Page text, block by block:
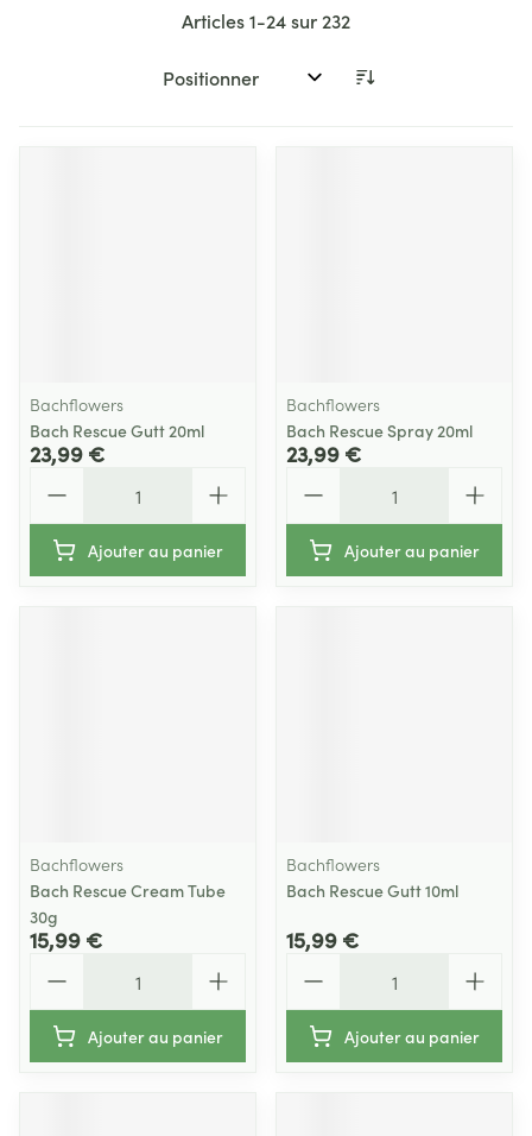
Articles1-24sur 232
Trier par:
Bachflowers
Bach Rescue Gutt 20ml
23,99 €
Ajouter au panier
Bachflowers
Bach Rescue Spray 20ml
23,99 €
Ajouter au panier
Bachflowers
Bach Rescue Cream Tube
30g
15,99 €
Ajouter au panier
Bachflowers
Bach Rescue Gutt 10ml
15,99 €
Ajouter au panier